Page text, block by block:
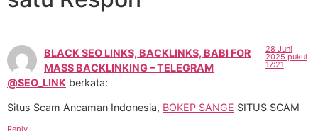
BLACK SEO LINKS, BACKLINKS, BABI FOR
MASS BACKLINKING – TELEGRAM
@SEO_LINK berkata:
28 Juni
2025 pukul
17:21
Situs Scam Ancaman Indonesia, BOKEP SANGE SITUS SCAM
Reply